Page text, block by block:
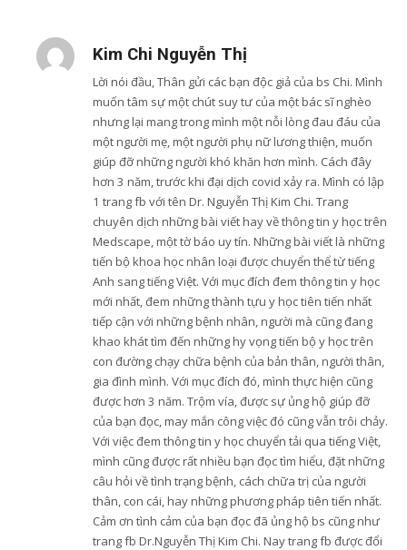
Kim Chi Nguyễn Thị
Lời nói đầu, Thân gửi các bạn độc giả của bs Chi. Mình
muốn tâm sự một chút suy tư của một bác sĩ nghèo
nhưng lại mang trong mình một nỗi lòng đau đáu của
một người mẹ, một người phụ nữ lương thiện, muốn
giúp đỡ những người khó khăn hơn mình. Cách đây
hơn 3 năm, trước khi đại dịch covid xảy ra. Mình có lập
1 trang fb với tên Dr. Nguyễn Thị Kim Chi. Trang
chuyên dịch những bài viết hay về thông tin y học trên
Medscape, một tờ báo uy tín. Những bài viết là những
tiến bộ khoa học nhân loại được chuyển thể từ tiếng
Anh sang tiếng Việt. Với mục đích đem thông tin y học
mới nhất, đem những thành tựu y học tiên tiến nhất
tiếp cận với những bệnh nhân, người mà cũng đang
khao khát tìm đến những hy vọng tiến bộ y học trên
con đường chạy chữa bệnh của bản thân, người thân,
gia đình mình. Với mục đích đó, mình thực hiện cũng
được hơn 3 năm. Trộm vía, được sự ủng hộ giúp đỡ
của bạn đọc, may mắn công việc đó cũng vẫn trôi chảy.
Với việc đem thông tin y học chuyển tải qua tiếng Việt,
mình cũng được rất nhiều bạn đọc tìm hiểu, đặt những
câu hỏi về tình trạng bệnh, cách chữa trị của người
thân, con cái, hay những phương pháp tiên tiến nhất.
Cảm ơn tình cảm của bạn đọc đã ủng hộ bs cũng như
trang fb Dr.Nguyễn Thị Kim Chi. Nay trang fb được đổi